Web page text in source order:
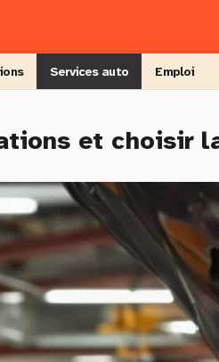
Services auto Emploi
et choisir